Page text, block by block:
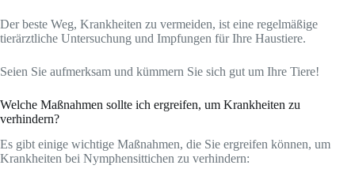
Der beste Weg, Krankheiten zu vermeiden, ist eine regelmäßige
tierärztliche Untersuchung und Impfungen für Ihre Haustiere.
Seien Sie aufmerksam und kümmern Sie sich gut um Ihre Tiere!
Welche Maßnahmen sollte ich ergreifen, um Krankheiten zu
verhindern?
Es gibt einige wichtige Maßnahmen, die Sie ergreifen können, um
Krankheiten bei Nymphensittichen zu verhindern: